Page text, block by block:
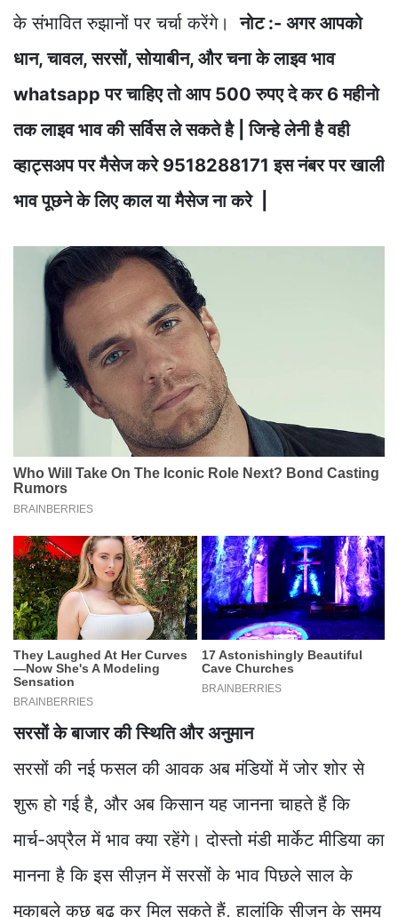
के संभावित रुझानों पर चर्चा करेंगे।नोट :- अगर आपको
धान, चावल, सरसों, सोयाबीन, और चना के लाइव भाव
whatsapp पर चाहिए तो आप 500 रुपए दे कर 6 महीनो
तक लाइव भाव की सर्विस ले सकते है | जिन्हे लेनी है वही
व्हाट्सअप पर मैसेज करे 9518288171 इस नंबर पर खाली
भाव पूछने के लिए काल या मैसेज ना करे |
सरसों के बाजार की स्थिति और अनुमान
सरसों की नई फसल की आवक अब मंडियों में जोर शोर से
शुरू हो गई है, और अब किसान यह जानना चाहते हैं कि
मार्च-अप्रैल में भाव क्या रहेंगे। दोस्तो मंडी मार्केट मीडिया का
मानना है कि इस सीज़न में सरसों के भाव पिछले साल के
मुकाबले कुछ बढ़ कर मिल सकते हैं, हालांकि सीज़न के समय